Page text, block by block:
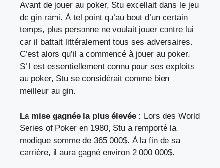
Avant de jouer au poker, Stu excellait dans le jeu
de gin rami. À tel point qu’au bout d’un certain
temps, plus personne ne voulait jouer contre lui
car il battait littéralement tous ses adversaires.
C’est alors qu’il a commencé à jouer au poker.
S’il est essentiellement connu pour ses exploits
au poker, Stu se considérait comme bien
meilleur au gin.
La mise gagnée la plus élevée : Lors des World
Series of Poker en 1980, Stu a remporté la
modique somme de 365 000$. À la fin de sa
carrière, il aura gagné environ 2 000 000$.